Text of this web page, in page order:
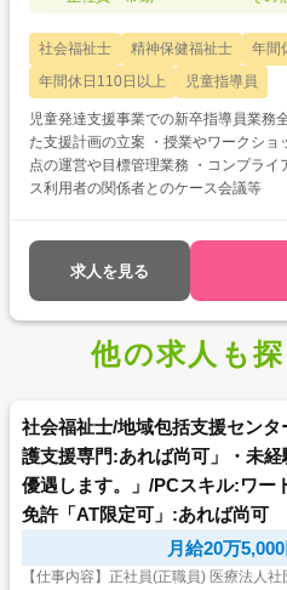
社会福祉士 精神保健福祉士
年間
年間休日110日以上
児童指導員
児童発達支援事業での新卒指導員業務
た支援計画の立案 ・授業やワークシ
点の運営や目標管理業務 ・コンプラ
ス利用者の関係者とのケース会議等
求人を見る
他の求人も
社会福祉士/地域包括支援セン
護支援専門:あれば尚可」・未
優遇します。」/PCスキル:ワー
免許「AT限定可」:あれば尚可
月給20万
【仕事内容】正社員(正職員) 医療法人社団翠会 みどりの杜 三園地域包括支